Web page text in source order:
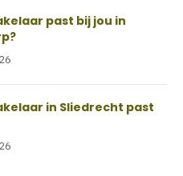
past bij jou in
in Sliedrecht past